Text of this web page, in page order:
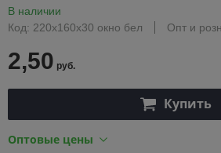
В наличии
Код: 220х160х30 окно бел
Опт и
2,50 руб.
Купить
Оптовые цены